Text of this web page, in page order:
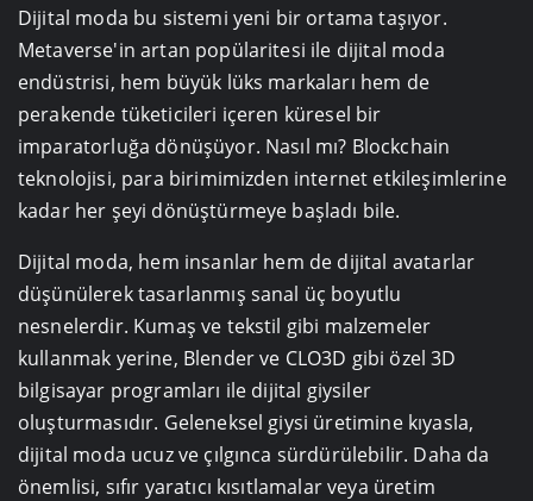
Dijital moda bu sistemi yeni bir ortama taşıyor.
Metaverse'in artan popülaritesi ile dijital moda
endüstrisi, hem büyük lüks markaları hem de
perakende tüketicileri içeren küresel bir
imparatorluğa dönüşüyor. Nasıl mı? Blockchain
teknolojisi, para birimimizden internet etkileşimlerine
kadar her şeyi dönüştürmeye başladı bile.
Dijital moda, hem insanlar hem de dijital avatarlar
düşünülerek tasarlanmış sanal üç boyutlu
nesnelerdir. Kumaş ve tekstil gibi malzemeler
kullanmak yerine, Blender ve CLO3D gibi özel 3D
bilgisayar programları ile dijital giysiler
oluşturmasıdır. Geleneksel giysi üretimine kıyasla,
dijital moda ucuz ve çılgınca sürdürülebilir. Daha da
önemlisi, sıfır yaratıcı kısıtlamalar veya üretim